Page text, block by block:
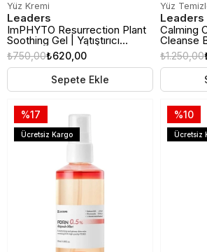
Yüz Kremi
Leaders
ImPHYTO Resurrection Plant
Soothing Gel | Yatıştırıcı
Nemlendirici Jel | 200ml
₺620,00
₺750,00
Sepete Ekle
Yüz
Leaders
Calming
Cleanse
Yüz
₺1.250,00
%17
Ücretsiz Kargo
%10
Ücretsiz